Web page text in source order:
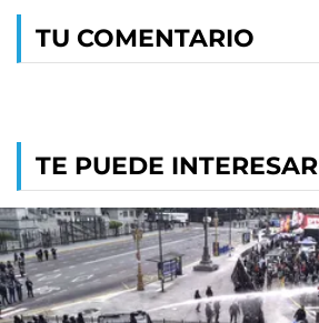
TU COMENTARIO
TE PUEDE INTERESAR